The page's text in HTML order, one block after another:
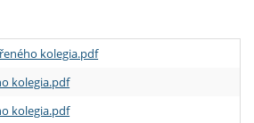
kolegia.pdf
kolegia.pdf
kolegia.pdf